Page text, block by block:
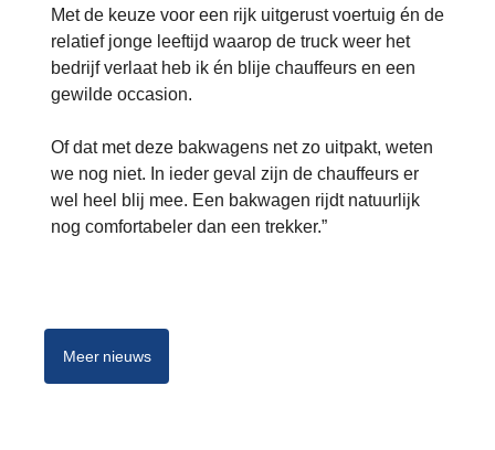
Met de keuze voor een rijk uitgerust voertuig én de
relatief jonge leeftijd waarop de truck weer het
bedrijf verlaat heb ik én blije chauffeurs en een
gewilde occasion.
Of dat met deze bakwagens net zo uitpakt, weten
we nog niet. In ieder geval zijn de chauffeurs er
wel heel blij mee. Een bakwagen rijdt natuurlijk
nog comfortabeler dan een trekker.”
Meer nieuws